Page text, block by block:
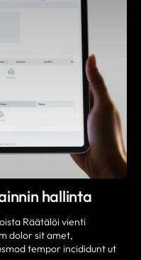
hallinta
Räätälöi vienti
dolor sit amet,
tempor incididunt ut